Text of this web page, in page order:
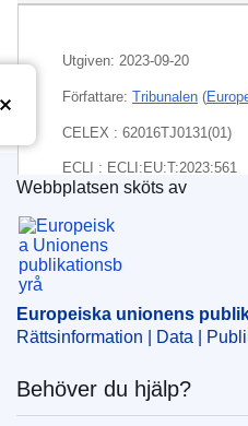
Utgiven: 2023-09-20
Författare: Tribunalen (
CELEX : 62016TJ0131(01)
ECLI : ECLI:EU:T:2023:561
Europeiska unionens
Webbplatsen sköts av
Europeiska unionens
Rättsinformation | Data |
Behöver du hjälp?